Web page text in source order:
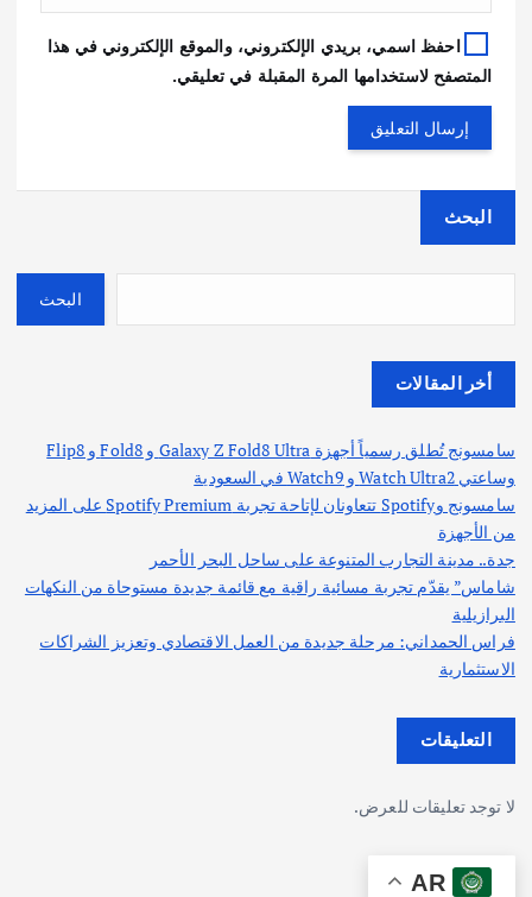
احفظ اسمي، بريدي الإلكتروني، والموقع الإلكتروني في هذا
المتصفح لاستخدامها المرة المقبلة في تعليقي.
البحث
البحث
أخر المقالات
سامسونج تُطلق رسمياً أجهزة Galaxy Z Fold8 Ultra و Fold8 و Flip8
وساعتي Watch Ultra2 و Watch9 في السعودية
سامسونج وSpotify تتعاونان لإتاحة تجربة Spotify Premium على المزيد
من الأجهزة
جدة.. مدينة التجارب المتنوعة على ساحل البحر الأحمر
شاماس” يقدّم تجربة مسائية راقية مع قائمة جديدة مستوحاة من النكهات
البرازيلية
فراس الحمداني: مرحلة جديدة من العمل الاقتصادي وتعزيز الشراكات
الاستثمارية
التعليقات
لا توجد تعليقات للعرض.
AR